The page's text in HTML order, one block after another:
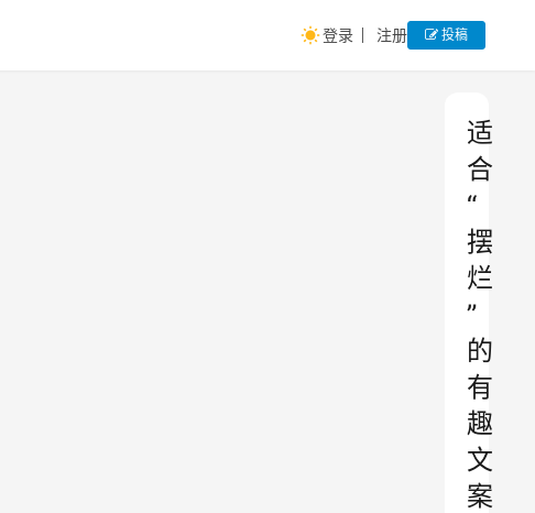
登录 注册 投稿
适
合
“
摆
烂
”
的
有
趣
文
案